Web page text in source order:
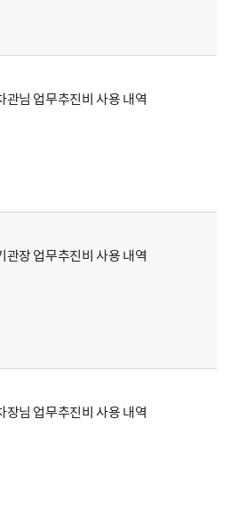
님 업무추진비 사용 내역
장 업무추진비 사용 내역
님 업무추진비 사용 내역